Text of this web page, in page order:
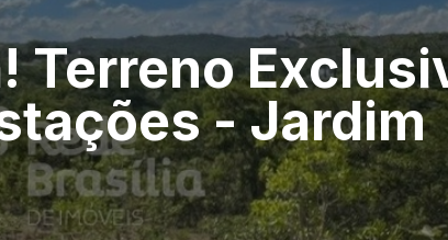
Terreno
- Jardim